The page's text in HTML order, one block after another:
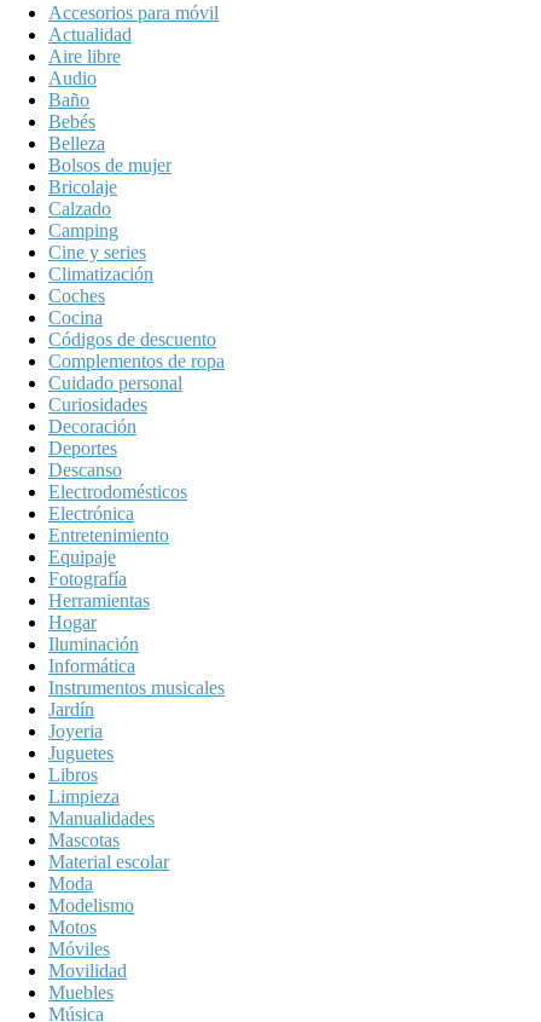
Accesorios para móvil
Actualidad
Aire libre
Audio
Baño
Bebés
Belleza
Bolsos de mujer
Bricolaje
Calzado
Camping
Cine y series
Climatización
Coches
Cocina
Códigos de descuento
Complementos de ropa
Cuidado personal
Curiosidades
Decoración
Deportes
Descanso
Electrodomésticos
Electrónica
Entretenimiento
Equipaje
Fotografía
Herramientas
Hogar
Iluminación
Informática
Instrumentos musicales
Jardín
Joyeria
Juguetes
Libros
Limpieza
Manualidades
Mascotas
Material escolar
Moda
Modelismo
Motos
Móviles
Movilidad
Muebles
Música